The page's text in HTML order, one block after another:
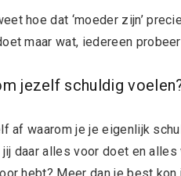
hoe dat ‘moeder zijn’
maar wat, iedereen
jezelf schuldig
af waarom je je eigenlijk
daar alles voor doet en
hebt? Meer dan je best